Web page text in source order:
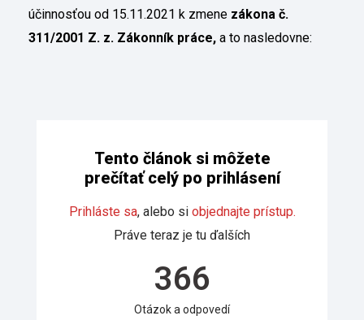
účinnosťou od 15.11.2021 k zmene zákona č.
311/2001 Z. z. Zákonník práce, a to nasledovne:
Tento článok si môžete
prečítať celý po prihlásení
Prihláste sa, alebo si objednajte prístup.
Práve teraz je tu ďalších
Otázok a odpovedí
366